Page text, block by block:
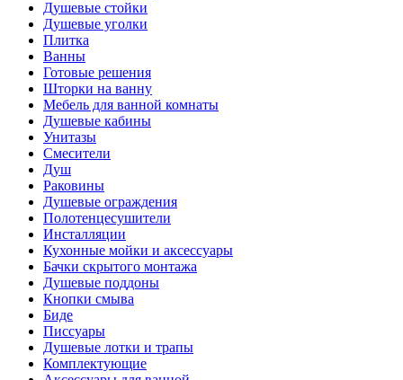
Душевые стойки
Душевые уголки
Плитка
Ванны
Готовые решения
Шторки на ванну
Мебель для ванной комнаты
Душевые кабины
Унитазы
Смесители
Душ
Раковины
Душевые ограждения
Полотенцесушители
Инсталляции
Кухонные мойки и аксессуары
Бачки скрытого монтажа
Душевые поддоны
Кнопки смыва
Биде
Писсуары
Душевые лотки и трапы
Комплектующие